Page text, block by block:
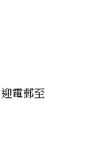
電郵至